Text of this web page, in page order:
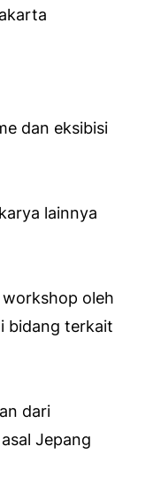
dan eksibisi
lainnya
workshop oleh
bidang terkait
dari
Jepang